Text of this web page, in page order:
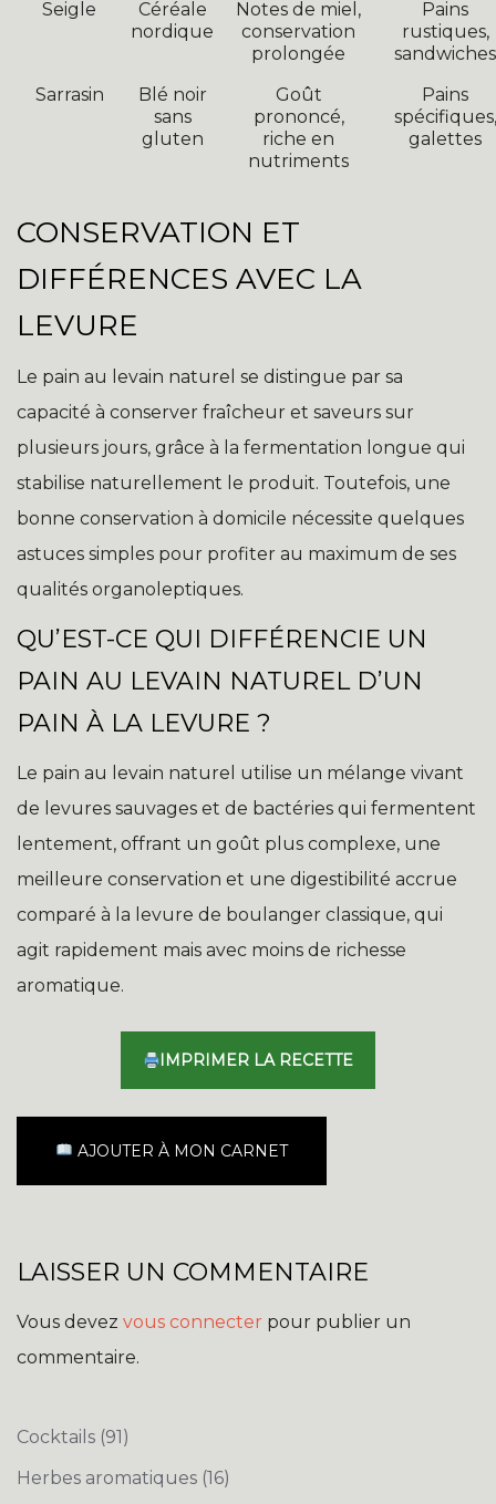
Seigle
Céréale
nordique
Notes de miel,
conservation
prolongée
Pains
rustiques,
sandwiches
Sarrasin
Blé noir
sans
gluten
Goût
prononcé,
riche en
nutriments
Pains
spécifiques,
galettes
CONSERVATION ET
DIFFÉRENCES AVEC LA
LEVURE
Le pain au levain naturel se distingue par sa
capacité à conserver fraîcheur et saveurs sur
plusieurs jours, grâce à la fermentation longue qui
stabilise naturellement le produit. Toutefois, une
bonne conservation à domicile nécessite quelques
astuces simples pour profiter au maximum de ses
qualités organoleptiques.
QU’EST-CE QUI DIFFÉRENCIE UN
PAIN AU LEVAIN NATUREL D’UN
PAIN À LA LEVURE ?
Le pain au levain naturel utilise un mélange vivant
de levures sauvages et de bactéries qui fermentent
lentement, offrant un goût plus complexe, une
meilleure conservation et une digestibilité accrue
comparé à la levure de boulanger classique, qui
agit rapidement mais avec moins de richesse
aromatique.
IMPRIMER LA RECETTE
AJOUTER À MON CARNET
LAISSER UN COMMENTAIRE
Vous devez vous connecter pour publier un
commentaire.
Cocktails (91)
Herbes aromatiques (16)